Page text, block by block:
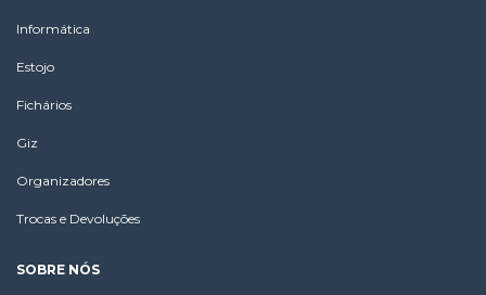
Informática
Estojo
Fichários
Giz
Organizadores
Trocas e Devoluções
SOBRE NÓS